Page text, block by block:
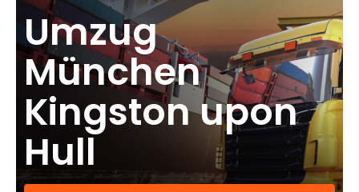
Umzug
München
Kingston upon
Hull